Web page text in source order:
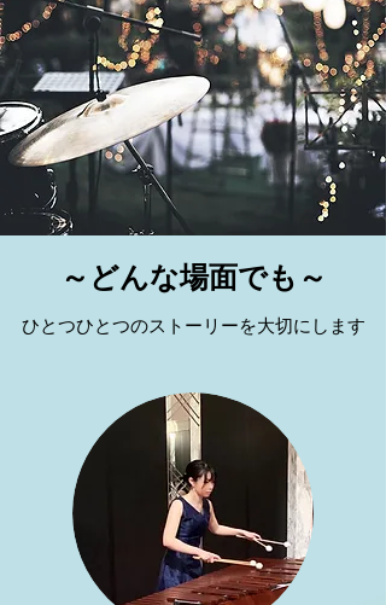
～どんな場面でも～
ひとつひとつのストーリーを大切にします